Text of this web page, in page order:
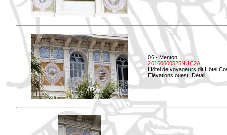
06 - Menton
20160600525NUC2A
Hôtel de voyageurs dit Hôtel
Elévations ouest. Détail.